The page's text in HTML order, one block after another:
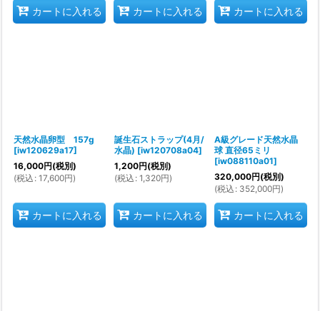
カートに入れる カートに入れる カートに入れる
天然水晶卵型 157g
[iw120629a17]
16,000円(税別)
(税込 : 17,600円)
カートに入れる
誕生石ストラップ(4月/
水晶) [iw120708a04]
1,200円(税別)
(税込 : 1,320円)
カートに入れる
A級グレード天然水晶
球 直径65ミリ
[iw088110a01]
320,000円(税別)
(税込 : 352,000円)
カートに入れる